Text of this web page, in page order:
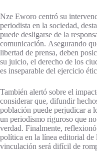
Nze Eworo centró su
periodista en la sociedad,
puede desligarse de la
comunicación. Asegurando
libertad de prensa, deben
su juicio, el derecho de los
es inseparable del ejercicio
También alertó sobre el
considerar que, difundir
población puede perjudicar a
un periodismo riguroso que
verdad. Finalmente,
política en la línea editorial de
vinculación será difícil de